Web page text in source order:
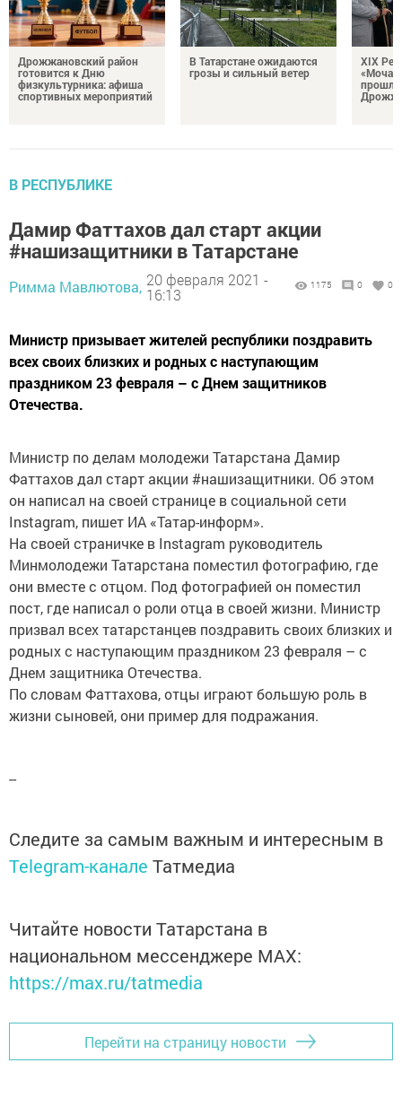
Дрожжановский район
готовится к Дню
физкультурника: афиша
спортивных мероприятий
В Татарстане ожидаются
грозы и сильный ветер
XIX
В РЕСПУБЛИКЕ
Дамир Фаттахов дал старт акции
#нашизащитники в Татарстане
Римма Мавлютова, 20 февраля 2021 -
16:13
1175 0 0
Министр призывает жителей республики поздравить
всех своих близких и родных с наступающим
праздником 23 февраля – с Днем защитников
Отечества.
Министр по делам молодежи Татарстана Дамир
Фаттахов дал старт акции #нашизащитники. Об этом
он написал на своей странице в социальной сети
Instagram, пишет ИА «Татар-информ».
На своей страничке в Instagram руководитель
Минмолодежи Татарстана поместил фотографию, где
они вместе с отцом. Под фотографией он поместил
пост, где написал о роли отца в своей жизни. Министр
призвал всех татарстанцев поздравить своих близких и
родных с наступающим праздником 23 февраля – с
Днем защитника Отечества.
По словам Фаттахова, отцы играют большую роль в
жизни сыновей, они пример для подражания.
--
Следите за самым важным и интересным в
Telegram-канале Татмедиа
Читайте новости Татарстана в
национальном мессенджере MАХ:
https://max.ru/tatmedia
Перейти на страницу новости